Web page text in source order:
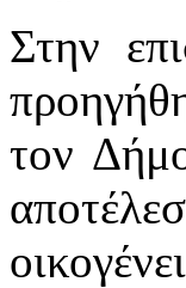
Στην
τον